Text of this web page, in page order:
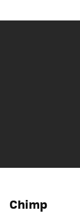
Chimp